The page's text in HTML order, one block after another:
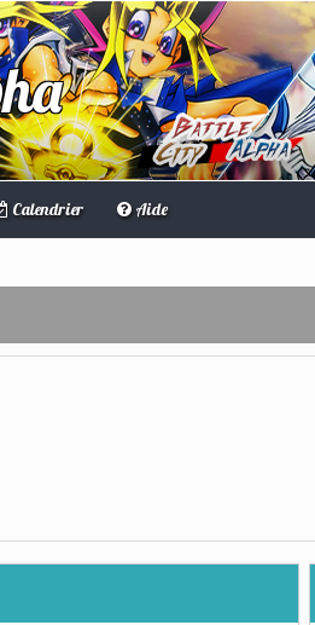
Calendrier Aide